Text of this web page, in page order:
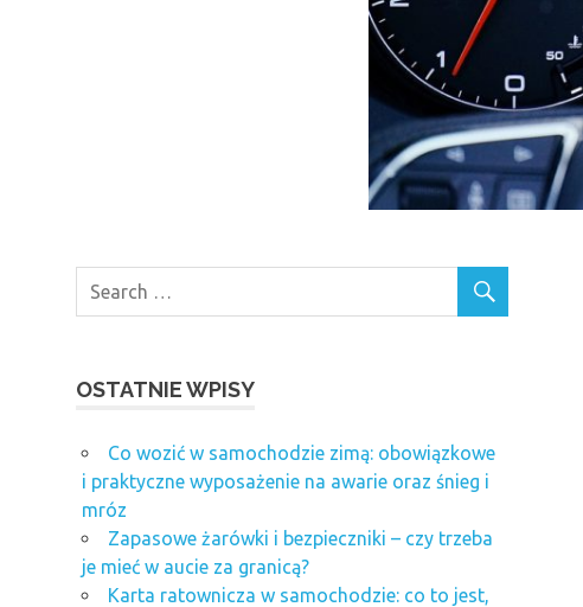
OSTATNIE WPISY
Co wozić w samochodzie zimą: obowiązkowe
i praktyczne wyposażenie na awarie oraz śnieg i
mróz
Zapasowe żarówki i bezpieczniki – czy trzeba
je mieć w aucie za granicą?
Karta ratownicza w samochodzie: co to jest,